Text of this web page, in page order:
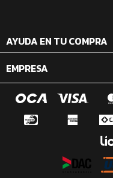
AYUDA EN TU COMPRA
EMPRESA